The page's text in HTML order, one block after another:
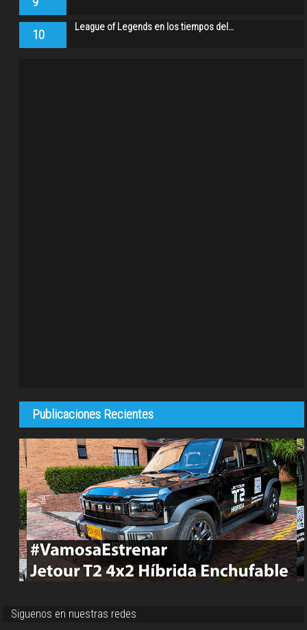
10 League of Legends en los tiempos del…
Publicaciones Recientes
Siguenos en nuestras redes